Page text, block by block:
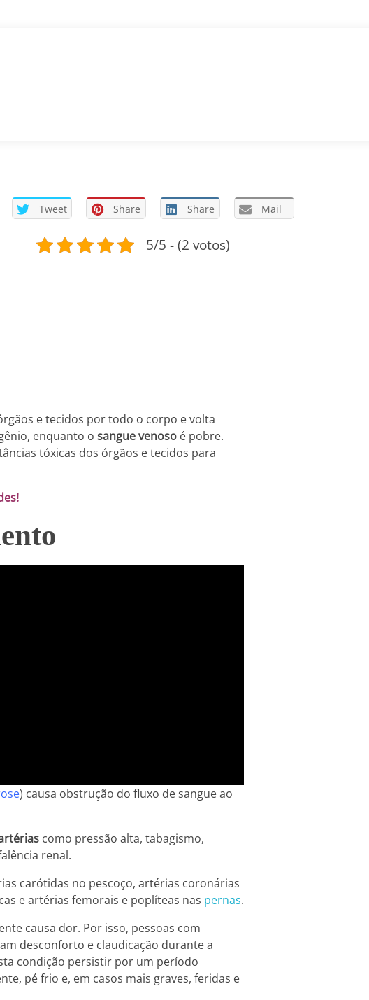
Tweet Share Share Mail
5/5 - (2 votos)
e tecidos por todo o corpo e volta
enquanto o sangue venoso é pobre.
tóxicas dos órgãos e tecidos para
) causa obstrução do fluxo de sangue ao
como pressão alta, tabagismo,
renal.
carótidas no pescoço, artérias coronárias
e artérias femorais e poplíteas nas pernas.
causa dor. Por isso, pessoas com
desconforto e claudicação durante a
condição persistir por um período
pé frio e, em casos mais graves, feridas e